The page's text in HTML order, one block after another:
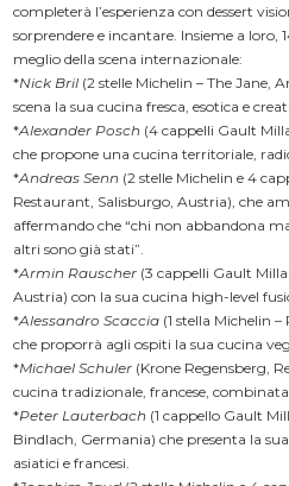
completerà l’esperienza con dessert
sorprendere e incantare. Insieme a loro,
meglio della scena internazionale:
*Nick Bril (2 stelle Michelin – The Jane,
scena la sua cucina fresca, esotica e
*Alexander Posch (4 cappelli Gault
che propone una cucina territoriale,
*Andreas Senn (2 stelle Michelin e 4
Restaurant, Salisburgo, Austria), che
affermando che “chi non abbandona
altri sono già stati”.
*Armin Rauscher (3 cappelli Gault
Austria) con la sua cucina high-level
*Alessandro Scaccia (1 stella Michelin
che proporrà agli ospiti la sua cucina
*Michael Schuler (Krone Regensberg,
cucina tradizionale, francese,
*Peter Lauterbach (1 cappello Gault
Bindlach, Germania) che presenta la
asiatici e francesi.